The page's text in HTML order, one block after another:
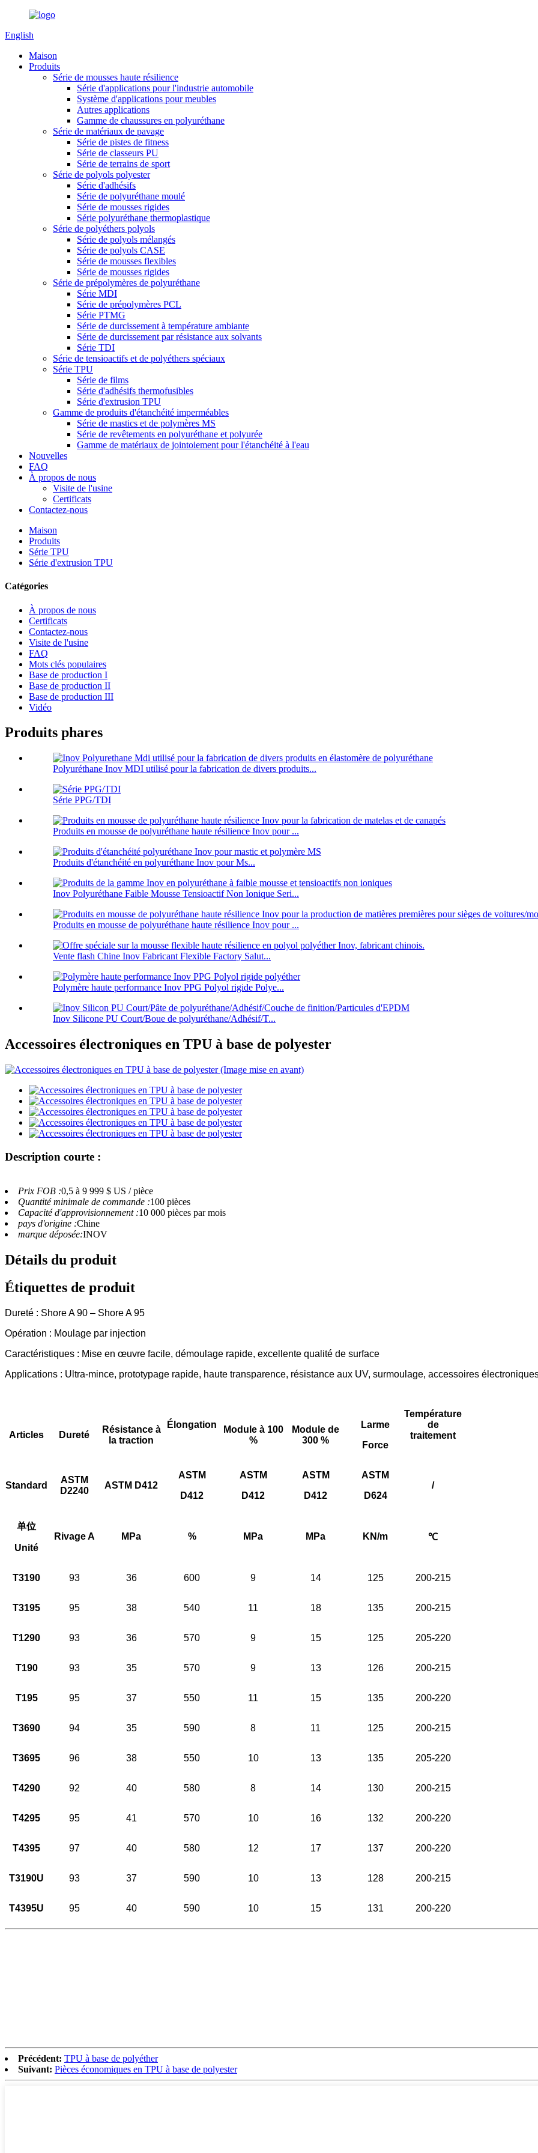
English
Maison
Produits
Série de mousses haute résilience
Série d'applications pour l'industrie automobile
Système d'applications pour meubles
Autres applications
Gamme de chaussures en polyuréthane
Série de matériaux de pavage
Série de pistes de fitness
Série de classeurs PU
Série de terrains de sport
Série de polyols polyester
Série d'adhésifs
Série de polyuréthane moulé
Série de mousses rigides
Série polyuréthane thermoplastique
Série de polyéthers polyols
Série de polyols mélangés
Série de polyols CASE
Série de mousses flexibles
Série de mousses rigides
Série de prépolymères de polyuréthane
Série MDI
Série de prépolymères PCL
Série PTMG
Série de durcissement à température ambiante
Série de durcissement par résistance aux solvants
Série TDI
Série de tensioactifs et de polyéthers spéciaux
Série TPU
Série de films
Série d'adhésifs thermofusibles
Série d'extrusion TPU
Gamme de produits d'étanchéité imperméables
Série de mastics et de polymères MS
Série de revêtements en polyuréthane et polyurée
Gamme de matériaux de jointoiement pour l'étanchéité à l'eau
Nouvelles
FAQ
À propos de nous
Visite de l'usine
Certificats
Contactez-nous
Maison
Produits
Série TPU
Série d'extrusion TPU
Catégories
À propos de nous
Certificats
Contactez-nous
Visite de l'usine
FAQ
Mots clés populaires
Base de production I
Base de production II
Base de production III
Vidéo
Produits phares
Polyuréthane Inov MDI utilisé pour la fabrication de divers produits...
Série PPG/TDI
Produits en mousse de polyuréthane haute résilience Inov pour ...
Produits d'étanchéité en polyuréthane Inov pour Ms...
Inov Polyuréthane Faible Mousse Tensioactif Non Ionique Seri...
Produits en mousse de polyuréthane haute résilience Inov pour ...
Vente flash Chine Inov Fabricant Flexible Factory Salut...
Polymère haute performance Inov PPG Polyol rigide Polye...
Inov Silicone PU Court/Boue de polyuréthane/Adhésif/T...
Accessoires électroniques en TPU à base de polyester
Description courte :
Prix ​​FOB :0,5 à 9 999 $ US / pièce
Quantité minimale de commande :100 pièces
Capacité d'approvisionnement :10 000 pièces par mois
pays d'origine :Chine
marque déposée:INOV
Détails du produit
Étiquettes de produit
Dureté : Shore A 90 – Shore A 95
Opération : Moulage par injection
Caractéristiques : Mise en œuvre facile, démoulage rapide, excellente qualité de surface
Applications : Ultra-mince, prototypage rapide, haute transparence, résistance aux UV, surmoulage, accessoires
Articles Dureté
Résistance à
la traction
Élongation
Module à 100
%
Module de
300 %
Larme
Force
Température
de
traitement
Standard
ASTM
D2240
ASTM D412
ASTM
D412
ASTM
D412
ASTM
D412
ASTM
D624
/
单位
Unité
Rivage A MPa % MPa MPa KN/m ℃
T3190 93 36 600 9 14 125 200-215
T3195 95 38 540 11 18 135 200-215
T1290 93 36 570 9 15 125 205-220
T190 93 35 570 9 13 126 200-215
T195 95 37 550 11 15 135 200-220
T3690 94 35 590 8 11 125 200-215
T3695 96 38 550 10 13 135 205-220
T4290 92 40 580 8 14 130 200-215
T4295 95 41 570 10 16 132 200-220
T4395 97 40 580 12 17 137 200-220
T3190U 93 37 590 10 13 128 200-215
T4395U 95 40 590 10 15 131 200-220
Précédent: TPU à base de polyéther
Suivant: Pièces économiques en TPU à base de polyester